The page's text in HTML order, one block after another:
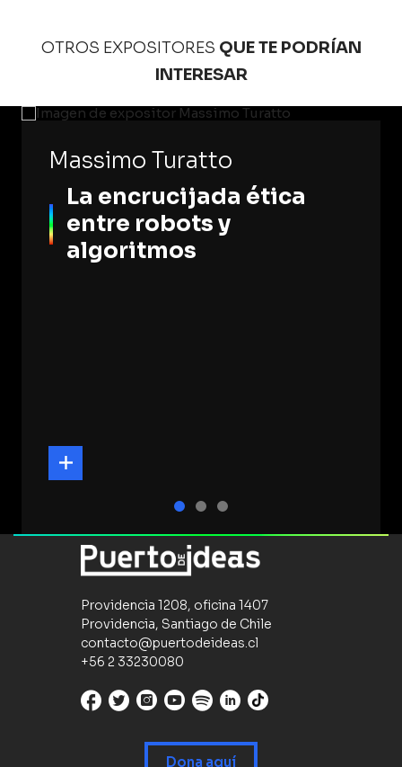
OTROS EXPOSITORES QUE TE PODRÍAN
INTERESAR
Massimo Turatto
La encrucijada ética
entre robots y
algoritmos
Providencia 1208, oficina 1407
Providencia, Santiago de Chile
contacto@puertodeideas.cl
+56 2 33230080
Dona aquí